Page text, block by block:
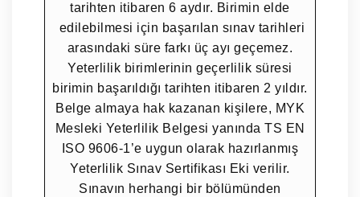
tarihten itibaren 6 aydır. Birimin elde
edilebilmesi için başarılan sınav tarihleri
arasındaki süre farkı üç ayı geçemez.
Yeterlilik birimlerinin geçerlilik süresi
birimin başarıldığı tarihten itibaren 2 yıldır.
Belge almaya hak kazanan kişilere, MYK
Mesleki Yeterlilik Belgesi yanında TS EN
ISO 9606-1’e uygun olarak hazırlanmış
Yeterlilik Sınav Sertifikası Eki verilir.
Sınavın herhangi bir bölümünden